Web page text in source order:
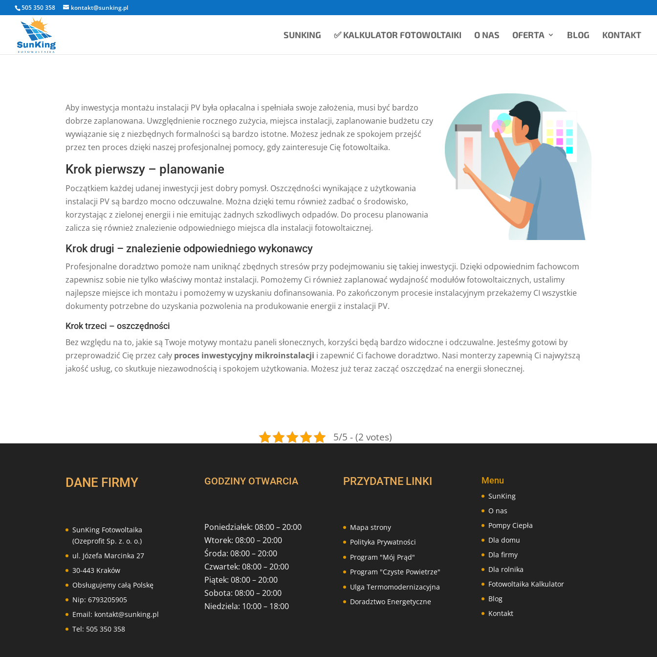
505 350 358 kontakt@sunking.pl
SUNKING ✅ KALKULATOR FOTOWOLTAIKI O NAS OFERTA BLOG KONTAKT
Aby inwestycja montażu instalacji PV była opłacalna i spełniała swoje założenia, musi być bardzo
dobrze zaplanowana. Uwzględnienie rocznego zużycia, miejsca instalacji, zaplanowanie budżetu czy
wywiązanie się z niezbędnych formalności są bardzo istotne. Możesz jednak ze spokojem przejść
przez ten proces dzięki naszej profesjonalnej pomocy, gdy zainteresuje Cię fotowoltaika.
Krok pierwszy – planowanie
Początkiem każdej udanej inwestycji jest dobry pomysł. Oszczędności wynikające z użytkowania
instalacji PV są bardzo mocno odczuwalne. Można dzięki temu również zadbać o środowisko,
korzystając z zielonej energii i nie emitując żadnych szkodliwych odpadów. Do procesu planowania
zalicza się również znalezienie odpowiedniego miejsca dla instalacji fotowoltaicznej.
Krok drugi – znalezienie odpowiedniego wykonawcy
Profesjonalne doradztwo pomoże nam uniknąć zbędnych stresów przy podejmowaniu się takiej inwestycji. Dzięki odpowiednim fachowcom
zapewnisz sobie nie tylko właściwy montaż instalacji. Pomożemy Ci również zaplanować wydajność modułów fotowoltaicznych, ustalimy
najlepsze miejsce ich montażu i pomożemy w uzyskaniu dofinansowania. Po zakończonym procesie instalacyjnym przekażemy CI wszystkie
dokumenty potrzebne do uzyskania pozwolenia na produkowanie energii z instalacji PV.
Krok trzeci – oszczędności
Bez względu na to, jakie są Twoje motywy montażu paneli słonecznych, korzyści będą bardzo widoczne i odczuwalne. Jesteśmy gotowi by
przeprowadzić Cię przez cały proces inwestycyjny mikroinstalacji i zapewnić Ci fachowe doradztwo. Nasi monterzy zapewnią Ci najwyższą
jakość usług, co skutkuje niezawodnością i spokojem użytkowania. Możesz już teraz zacząć oszczędzać na energii słonecznej.
5/5 - (2 votes)
DANE FIRMY
SunKing Fotowoltaika
(Ozeprofit Sp. z. o. o.)
ul. Józefa Marcinka 27
30-443 Kraków
Obsługujemy całą Polskę
Nip: 6793205905
Email: kontakt@sunking.pl
Tel: 505 350 358
GODZINY OTWARCIA
Poniedziałek: 08:00 – 20:00
Wtorek: 08:00 – 20:00
Środa: 08:00 – 20:00
Czwartek: 08:00 – 20:00
Piątek: 08:00 – 20:00
Sobota: 08:00 – 20:00
Niedziela: 10:00 – 18:00
PRZYDATNE LINKI
Mapa strony
Polityka Prywatności
Program "Mój Prąd"
Program "Czyste Powietrze"
Ulga Termomodernizacyjna
Doradztwo Energetyczne
Menu
SunKing
O nas
Pompy Ciepła
Dla domu
Dla firmy
Dla rolnika
Fotowoltaika Kalkulator
Blog
Kontakt